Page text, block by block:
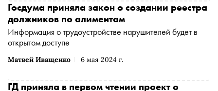
Матвей Иващенко 6 мая 2024 г.
Госдума приняла закон о создании реестра
должников по алиментам
Информация о трудоустройстве нарушителей будет в
открытом доступе
ГД приняла в первом чтении проект о